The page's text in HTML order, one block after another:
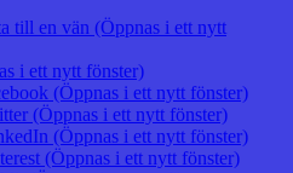
till en vän (Öppnas i ett nytt
i ett nytt fönster)
(Öppnas i ett nytt fönster)
(Öppnas i ett nytt fönster)
(Öppnas i ett nytt fönster)
(Öppnas i ett nytt fönster)